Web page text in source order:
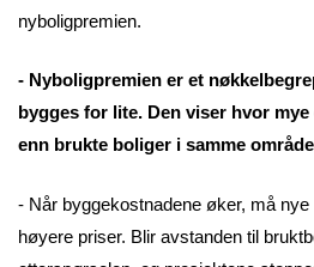
nyboligpremien.
- Nyboligpremien er et
bygges for lite. Den viser hvor
enn brukte boliger i samme
- Når byggekostnadene øker, må
høyere priser. Blir avstanden til